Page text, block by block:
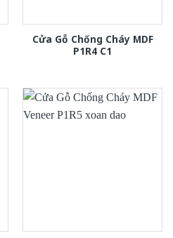
Cửa Gỗ Chống Cháy MDF
P1R4 C1